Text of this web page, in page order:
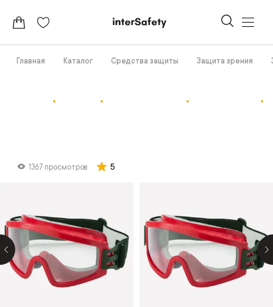
Главная Каталог Средства защиты Защита зрения
1367 просмотров 5